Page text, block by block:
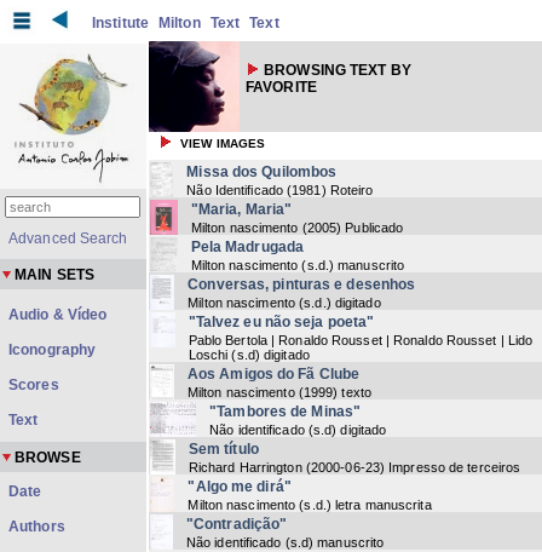
Institute Milton Text Text
BROWSING TEXT BY
FAVORITE
VIEW IMAGES
Missa dos Quilombos
Não Identificado (1981 ) Roteiro
"Maria, Maria"
Milton nascimento (2005) Publicado
Pela Madrugada
Milton nascimento (s.d. ) manuscrito
Conversas, pinturas e desenhos
Milton nascimento (s.d. ) digitado
"Talvez eu não seja poeta"
Pablo Bertola | Ronaldo Rousset | Ronaldo Rousset | Lido
Loschi (s.d) digitado
Aos Amigos do Fã Clube
Milton nascimento (1999) texto
"Tambores de Minas"
Não identificado (s.d) digitado
Sem título
Richard Harrington (2000-06-23) Impresso de terceiros
"Algo me dirá"
Milton nascimento (s.d. ) letra manuscrita
"Contradição"
Não identificado (s.d) manuscrito
Advanced Search
MAIN SETS
Audio & Vídeo
Iconography
Scores
Text
BROWSE
Date
Authors